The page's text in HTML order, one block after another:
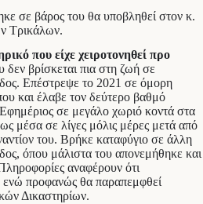
σε βάρος του θα υποβληθεί στον κ.
Τρικάλων.
που είχε χειροτονηθεί προ
δεν βρίσκεται πια στη ζωή σε
Επέστρεψε το 2021 σε όμορη
και έλαβε τον δεύτερο βαθμό
σε μεγάλο χωριό κοντά στα
μέσα σε λίγες μόλις μέρες μετά από
του. Βρήκε καταφύγιο σε άλλη
όπου μάλιστα του απονεμήθηκε και
αναφέρουν ότι
ενώ προφανώς θα παραπεμφθεί
Δικαστηρίων.